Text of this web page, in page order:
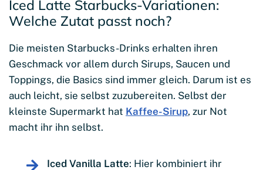
Iced Latte Starbucks-Variationen:
Welche Zutat passt noch?
Die meisten Starbucks-Drinks erhalten ihren
Geschmack vor allem durch Sirups, Saucen und
Toppings, die Basics sind immer gleich. Darum ist es
auch leicht, sie selbst zuzubereiten. Selbst der
kleinste Supermarkt hat Kaffee-Sirup, zur Not
macht ihr ihn selbst.
Iced Vanilla Latte: Hier kombiniert ihr